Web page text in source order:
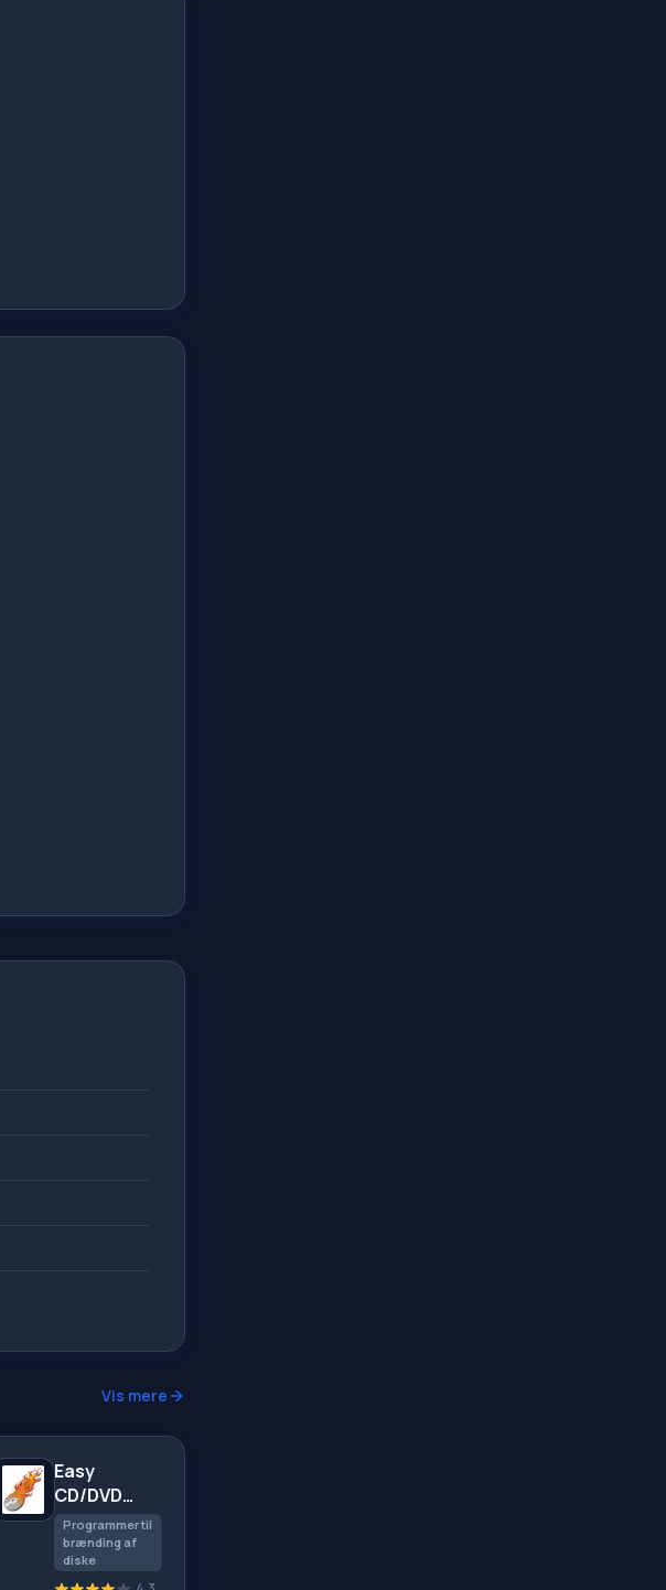
Vis mere
Easy
CD/DVD
Recorder
Programmer til
brænding af
diske